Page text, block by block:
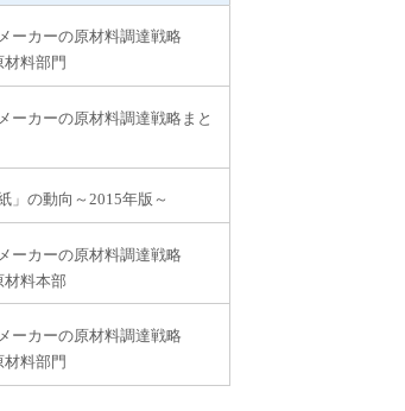
ーカーの原材料調達戦略
材料部門
ーカーの原材料調達戦略まと
」の動向～2015年版～
ーカーの原材料調達戦略
材料本部
ーカーの原材料調達戦略
材料部門